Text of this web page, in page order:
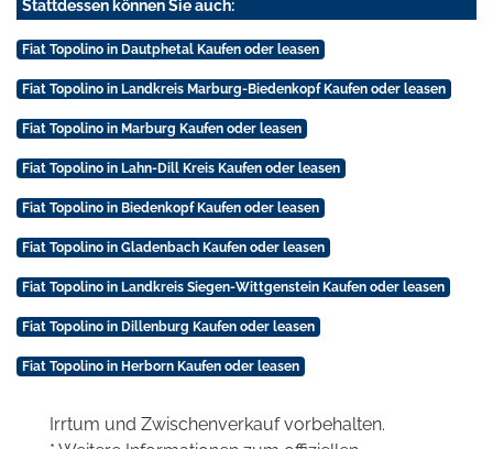
Stattdessen können Sie auch:
Fiat Topolino in Dautphetal Kaufen oder leasen
Fiat Topolino in Landkreis Marburg-Biedenkopf Kaufen oder leasen
Fiat Topolino in Marburg Kaufen oder leasen
Fiat Topolino in Lahn-Dill Kreis Kaufen oder leasen
Fiat Topolino in Biedenkopf Kaufen oder leasen
Fiat Topolino in Gladenbach Kaufen oder leasen
Fiat Topolino in Landkreis Siegen-Wittgenstein Kaufen oder leasen
Fiat Topolino in Dillenburg Kaufen oder leasen
Fiat Topolino in Herborn Kaufen oder leasen
Irrtum und Zwischenverkauf vorbehalten.